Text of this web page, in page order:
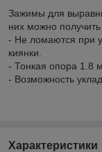
Зажимы для
них можно
- Не ломаются при
киянки.
- Тонкая опора 1.8
- Возможность
Характеристики